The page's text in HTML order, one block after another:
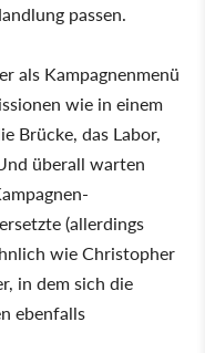
passen.
als Kampagnenmenü
wie in einem
Brücke, das Labor,
überall warten
(allerdings
wie Christopher
in dem sich die
ebenfalls